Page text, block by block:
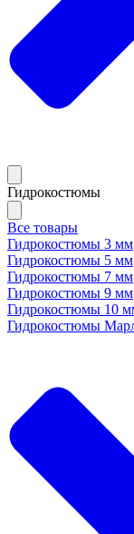
Гидрокостюмы
Все товары
Гидрокостюмы 3 мм
Гидрокостюмы 5 мм
Гидрокостюмы 7 мм
Гидрокостюмы 9 мм
Гидрокостюмы 10
Гидрокостюмы